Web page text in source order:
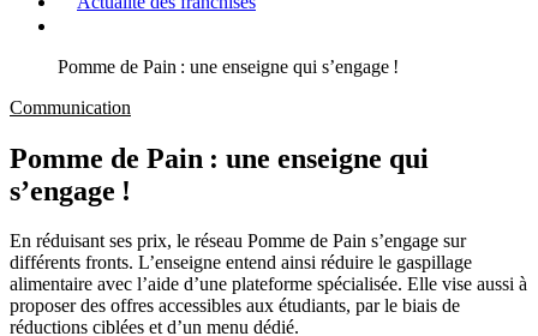
Pomme de Pain : une enseigne qui s’engage !
Communication
Pomme de Pain : une enseigne qui
s’engage !
En réduisant ses prix, le réseau Pomme de Pain s’engage sur
différents fronts. L’enseigne entend ainsi réduire le gaspillage
alimentaire avec l’aide d’une plateforme spécialisée. Elle vise aussi à
proposer des offres accessibles aux étudiants, par le biais de
réductions ciblées et d’un menu dédié.